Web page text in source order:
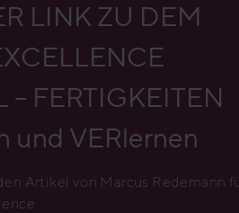
LINK ZU DEM
– FERTIGKEITEN
und VERlernen
Artikel von Marcus Redemann